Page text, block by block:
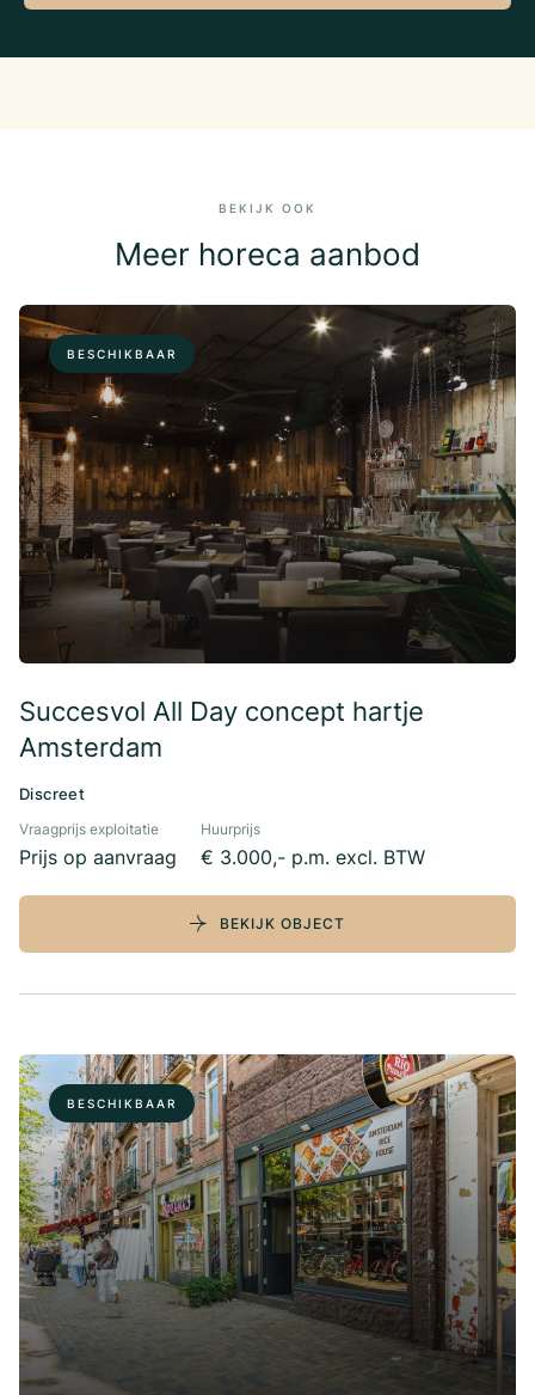
BEKIJK OOK
Meer horeca aanbod
BESCHIKBAAR
Succesvol All Day concept hartje
Amsterdam
Discreet
Vraagprijs exploitatie
Prijs op aanvraag
Huurprijs
€ 3.000,- p.m. excl. BTW
BEKIJK OBJECT
BESCHIKBAAR